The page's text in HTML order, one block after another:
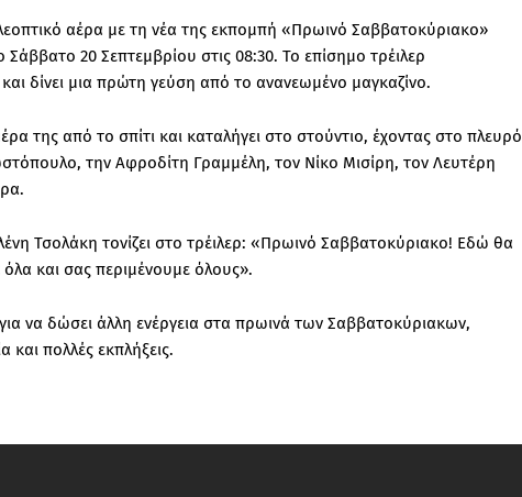
αέρα με τη νέα της εκπομπή «Πρωινό Σαββατοκύριακο»
20 Σεπτεμβρίου στις 08:30. Το επίσημο τρέιλερ
δίνει μια πρώτη γεύση από το ανανεωμένο μαγκαζίνο.
της από το σπίτι και καταλήγει στο στούντιο, έχοντας στο πλευρό
την Αφροδίτη Γραμμέλη, τον Νίκο Μισίρη, τον Λευτέρη
Τσολάκη τονίζει στο τρέιλερ: «Πρωινό Σαββατοκύριακο! Εδώ θα
και σας περιμένουμε όλους».
να δώσει άλλη ενέργεια στα πρωινά των Σαββατοκύριακων,
πολλές εκπλήξεις.